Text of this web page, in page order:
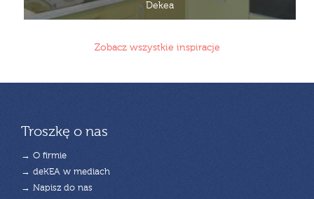
Dekea
Zobacz wszystkie inspiracje
Troszkę o nas
→ O firmie
→ deKEA w mediach
→ Napisz do nas